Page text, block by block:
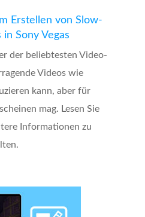
Erstellen von Slow-
Sony Vegas
der beliebtesten Video-
Videos wie
kann, aber für
mag. Lesen Sie
Informationen zu